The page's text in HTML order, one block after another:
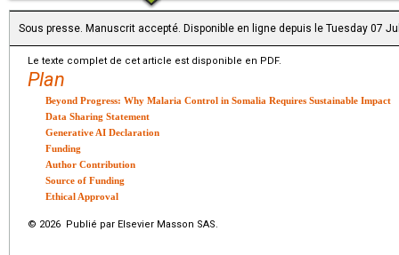
Sous presse. Manuscrit accepté. Disponible en ligne depuis le Tuesday 07
Le texte complet de cet article est disponible en PDF.
Plan
Beyond Progress: Why Malaria Control in Somalia Requires Sustainable Impact
Data Sharing Statement
Generative AI Declaration
Funding
Author Contribution
Source of Funding
Ethical Approval
© 2026 Publié par Elsevier Masson SAS.